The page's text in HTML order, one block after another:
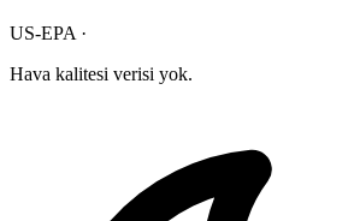
US-EPA ·
Hava kalitesi verisi yok.